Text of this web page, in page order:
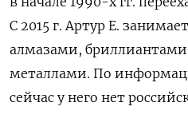
С 2015 г. Артур Е.
алмазами,
металлами. По
сейчас у него нет